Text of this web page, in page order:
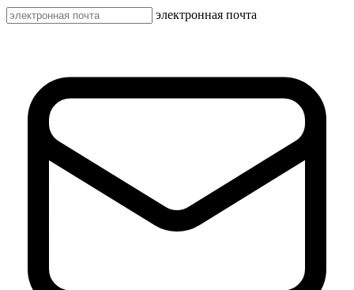
электронная почта